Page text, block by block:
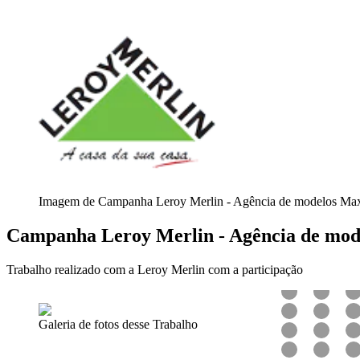
Imagem de Campanha Leroy Merlin - Agência de modelos
Campanha Leroy Merlin - Agência de
Trabalho realizado com a Leroy Merlin com a participação
Galeria de fotos desse Trabalho